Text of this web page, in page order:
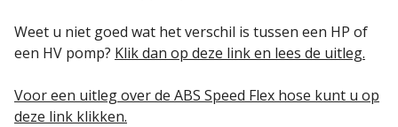
Weet u niet goed wat het verschil is tussen een HP of
een HV pomp? Klik dan op deze link en lees de uitleg.
Voor een uitleg over de ABS Speed Flex hose kunt u op
deze link klikken.